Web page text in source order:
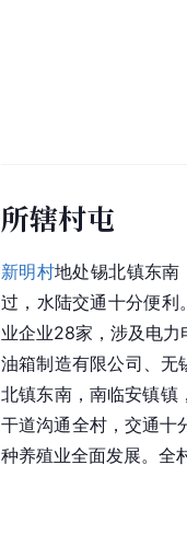
所辖村屯
新明村地处锡北镇东南
过，水陆交通十分便
业企业28家，涉及 电力
油箱制造有限公司、
北镇东南，南临安镇镇
干道沟通全村，交通十
种养殖业全面发展。全